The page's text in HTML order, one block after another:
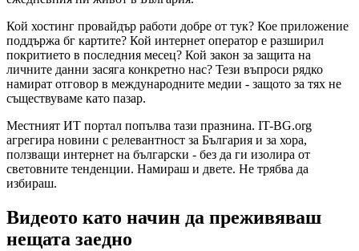
Кой хостинг провайдър работи добре от тук? Кое приложение
поддържа бг картите? Кой интернет оператор е разширил
покритието в последния месец? Кой закон за защита на
личните данни засяга конкретно нас? Тези въпроси рядко
намират отговор в международните медии - защото за тях не
съществуваме като пазар.
Местният ИТ портал попълва тази празнина. IT-BG.org
агрегира новини с релевантност за България и за хора,
ползващи интернет на български - без да ги изолира от
световните тенденции. Намираш и двете. Не трябва да
избираш.
Видеото като начин да преживяваш
нещата заедно